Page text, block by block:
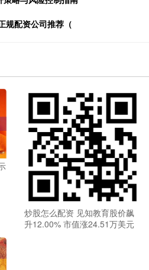
规配资公司推荐（
炒股怎么配资 见知教育股价飙
升12.00% 市值涨24.51万美元